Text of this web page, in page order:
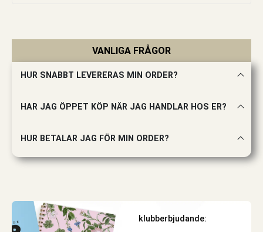
VANLIGA FRÅGOR
HUR SNABBT LEVERERAS MIN ORDER?
HAR JAG ÖPPET KÖP NÄR JAG HANDLAR HOS ER?
HUR BETALAR JAG FÖR MIN ORDER?
klubberbjudande: